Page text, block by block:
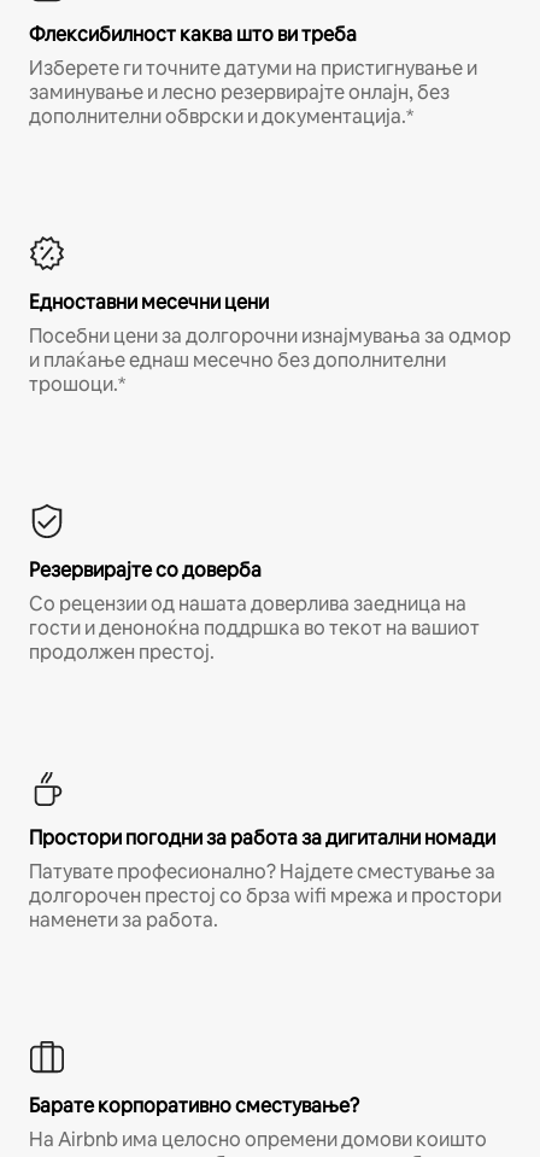
Флексибилност каква што ви треба
Изберете ги точните датуми на пристигнување и
заминување и лесно резервирајте онлајн, без
дополнителни обврски и документација.*
Едноставни месечни цени
Посебни цени за долгорочни изнајмувања за одмор
и плаќање еднаш месечно без дополнителни
трошоци.*
Резервирајте со доверба
Со рецензии од нашата доверлива заедница на
гости и деноноќна поддршка во текот на вашиот
продолжен престој.
Простори погодни за работа за дигитални номади
Патувате професионално? Најдете сместување за
долгорочен престој со брза wifi мрежа и простори
наменети за работа.
Барате корпоративно сместување?
На Airbnb има целосно опремени домови коишто